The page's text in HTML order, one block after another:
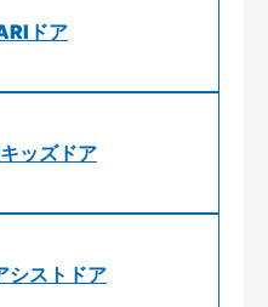
ドア
ッズドア
シストドア